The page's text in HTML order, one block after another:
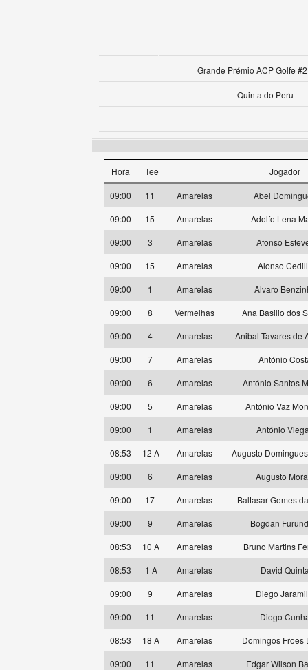
Grande Prémio ACP Golfe
Quinta do Peru
Hora Tee Jogador
09:00 11 Amarelas
Abel
09:00
15 Amarelas
Adolfo Lena
09:00
3 Amarelas
Afonso
09:00
15 Amarelas
Alonso
09:00
1 Amarelas
Alvaro
09:00
8 Vermelhas
Ana Basilio dos
09:00
4 Amarelas
Anibal Tavares de
09:00
7 Amarelas
António
09:00
6 Amarelas
António Santos
09:00
5 Amarelas
António Vaz
09:00
1 Amarelas
António
08:53
12 A Amarelas
Augusto
09:00
6 Amarelas
Augusto
09:00
17 Amarelas
Baltasar Gomes
09:00
9 Amarelas
Bogdan
08:53
10 A Amarelas
Bruno Martins
08:53
1 A Amarelas
David
09:00
9 Amarelas
Diego
09:00
11 Amarelas
Diogo
08:53
18 A Amarelas
Domingos Froes
09:00
11 Amarelas
Edgar Wilson